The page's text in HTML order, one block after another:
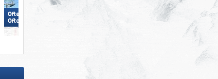
Ofterschwang/​Gunzesried –
Ofterschwanger Horn
SkiWelt Wilder Kaiser-